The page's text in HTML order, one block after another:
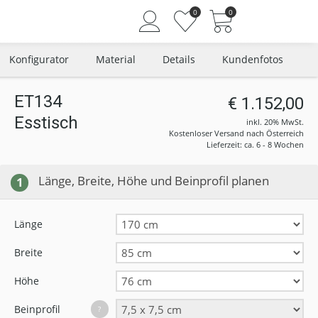
0 0
Konfigurator Material Details Kundenfotos
ET134
Esstisch
€ 1.152,00
inkl. 20% MwSt.
Kostenloser Versand nach Österreich
Lieferzeit: ca. 6 - 8 Wochen
1 Länge, Breite, Höhe und Beinprofil planen
Länge
Breite
Höhe
Beinprofil ?